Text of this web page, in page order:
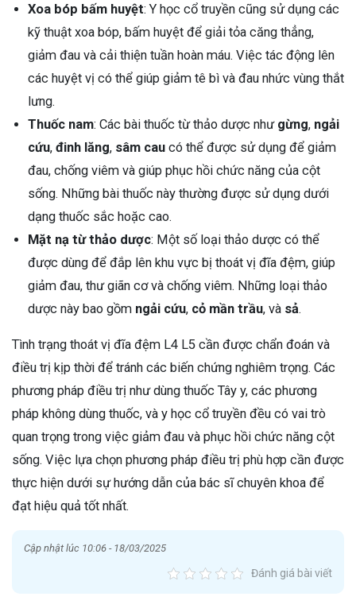
Xoa bóp bấm huyệt: Y học cổ truyền cũng sử dụng các
kỹ thuật xoa bóp, bấm huyệt để giải tỏa căng thẳng,
giảm đau và cải thiện tuần hoàn máu. Việc tác động lên
các huyệt vị có thể giúp giảm tê bì và đau nhức vùng thắt
lưng.
Thuốc nam: Các bài thuốc từ thảo dược như gừng, ngải
cứu, đinh lăng, sâm cau có thể được sử dụng để giảm
đau, chống viêm và giúp phục hồi chức năng của cột
sống. Những bài thuốc này thường được sử dụng dưới
dạng thuốc sắc hoặc cao.
Mặt nạ từ thảo dược: Một số loại thảo dược có thể
được dùng để đắp lên khu vực bị thoát vị đĩa đệm, giúp
giảm đau, thư giãn cơ và chống viêm. Những loại thảo
dược này bao gồm ngải cứu, cỏ mần trầu, và sả.
Tình trạng thoát vị đĩa đệm L4 L5 cần được chẩn đoán và
điều trị kịp thời để tránh các biến chứng nghiêm trọng. Các
phương pháp điều trị như dùng thuốc Tây y, các phương
pháp không dùng thuốc, và y học cổ truyền đều có vai trò
quan trọng trong việc giảm đau và phục hồi chức năng cột
sống. Việc lựa chọn phương pháp điều trị phù hợp cần được
thực hiện dưới sự hướng dẫn của bác sĩ chuyên khoa để
đạt hiệu quả tốt nhất.
Cập nhật lúc 10:06 - 18/03/2025
Đánh giá bài viết